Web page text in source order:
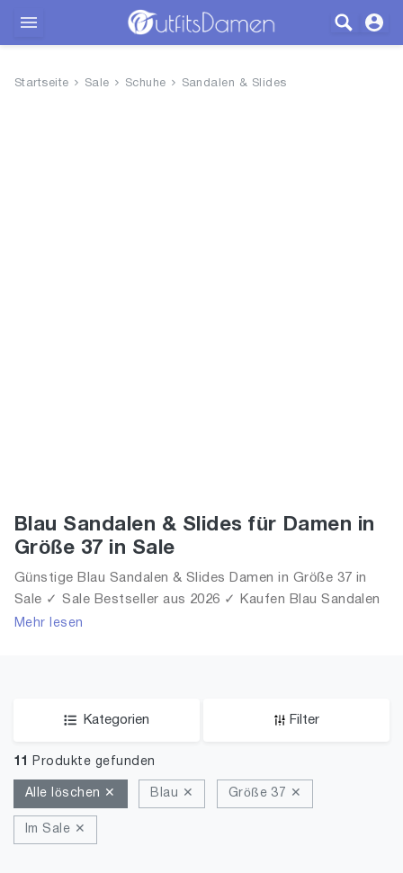
Startseite Sale Schuhe Sandalen & Slides
Blau Sandalen & Slides für Damen in
Größe 37 in Sale
Günstige Blau Sandalen & Slides Damen in Größe 37 in
Sale ✓ Sale Bestseller aus 2026 ✓ Kaufen Blau Sandalen
& Slides für Frauen in Größe 37 in Sale!
Mehr lesen
Kategorien Filter
11 Produkte gefunden
Alle löschen ✕ Blau ✕ Größe 37 ✕
Im Sale ✕